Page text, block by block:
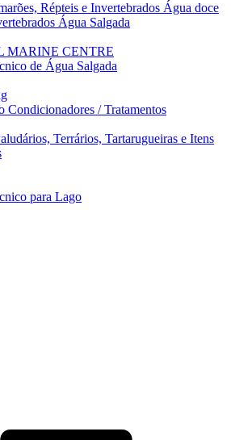
Répteis e Invertebrados Água doce
Água Salgada
MARINE CENTRE
de Água Salgada
Condicionadores / Tratamentos
Terrários, Tartarugueiras e Itens
para Lago